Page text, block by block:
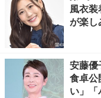
風衣
が楽し
安藤優
食卓公
い」「